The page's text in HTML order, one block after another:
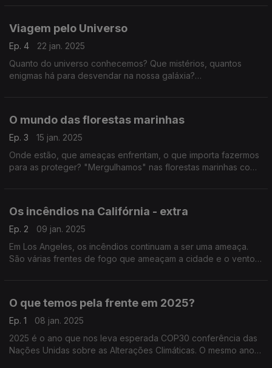
Viagem pelo Universo
Ep. 4
22 jan. 2025
Quanto do universo conhecemos? Que mistérios, quantos
enigmas há para desvendar na nossa galáxia?
O mundo das florestas marinhas
Ep. 3
15 jan. 2025
Onde estão, que ameaças enfrentam, o que importa fazermos
para as proteger? "Mergulhamos" nas florestas marinhas com
Os incêndios na Califórnia - extra
Ep. 2
09 jan. 2025
Em Los Angeles, os incêndios continuam a ser uma ameaça.
São várias frentes de fogo que ameaçam a cidade e o vento
O que temos pela frente em 2025?
Ep. 1
08 jan. 2025
2025 é o ano que nos leva esperada COP30 conferência das
Nações Unidas sobre as Alterações Climáticas. O mesmo ano